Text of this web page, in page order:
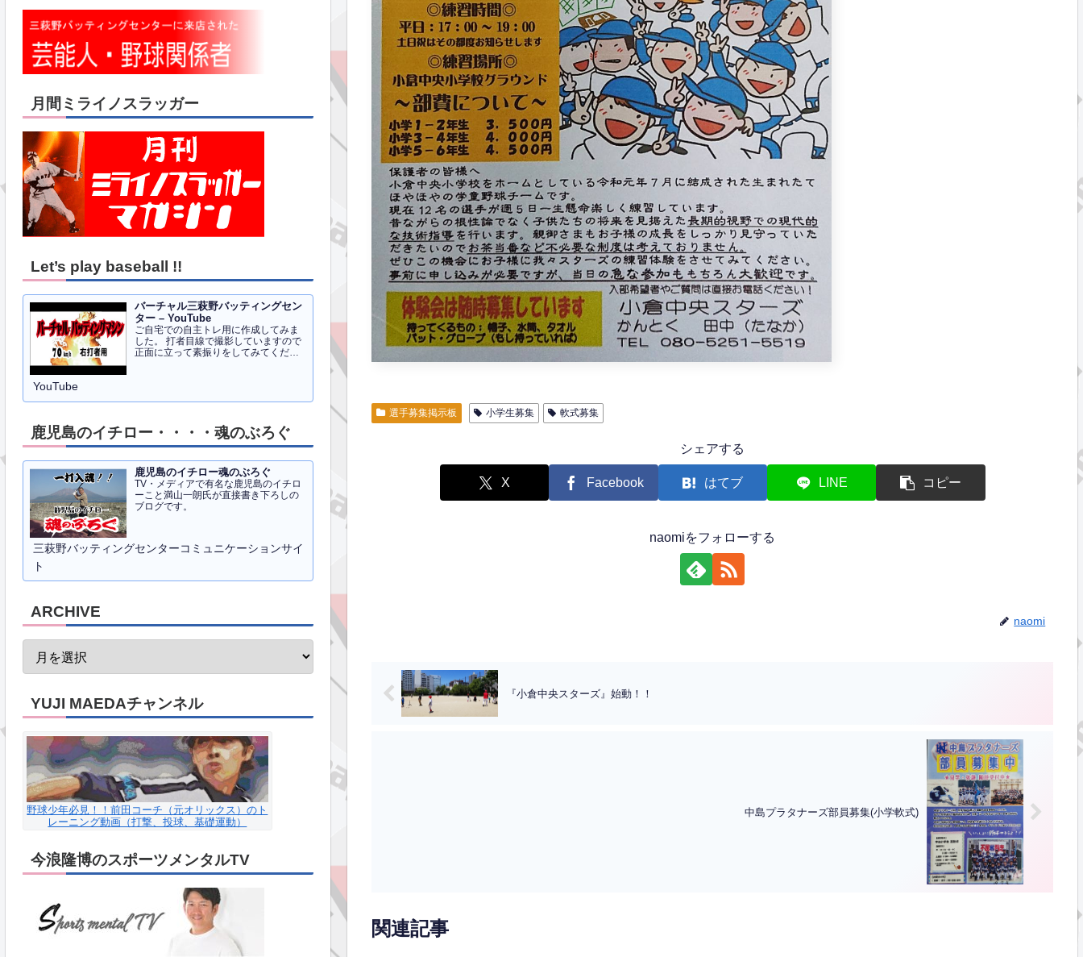
選手募集掲示板 小学生募集 軟式募集
シェアする
X Facebook はてブ LINE コピー
naomiをフォローする
naomi
『小倉中央スターズ』始動！！
中島プラタナーズ部員募集(小学軟式)
関連記事
月間ミライノスラッガー
Let’s play baseball !!
バーチャル三萩野バッティングセン
ター – YouTube
ご自宅での自主トレ用に作成してみま
した。 打者目線で撮影していますので
正面に立って素振りをしてみてくださ
YouTube
鹿児島のイチロー・・・・魂のぶろぐ
鹿児島のイチロー魂のぶろぐ
TV・メディアで有名な鹿児島のイチロ
ーこと満山一朗氏が直接書き下ろしの
ブログです。
三萩野バッティングセンターコミュニケーションサイ
ト
ARCHIVE
YUJI MAEDAチャンネル
野球少年必見！！前田コーチ（元オリックス）のト
レーニング動画（打撃、投球、基礎運動）
今浪隆博のスポーツメンタルTV